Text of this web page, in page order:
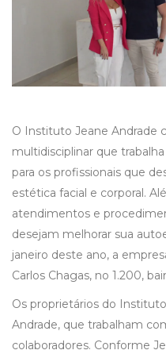
O Instituto Jeane Andrade
multidisciplinar que
para os profissionais que
estética facial e corporal.
atendimentos e
desejam melhorar sua
janeiro deste ano, a
Carlos Chagas, no 1.200,
Os proprietários do
Andrade, que trabalham
colaboradores. Conforme